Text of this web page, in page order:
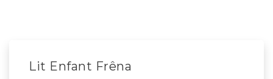
Lit Enfant Frêna